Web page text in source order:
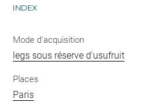
INDEX
Mode d'acquisition
legs sous réserve d'usufruit
Places
Paris